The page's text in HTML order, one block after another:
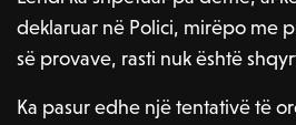
deklaruar në Polici, mirëpo me
së provave, rasti nuk është
Ka pasur edhe një tentativë të